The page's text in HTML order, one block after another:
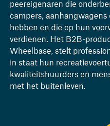
peereigenaren die
campers,
hebben en die op hun
verdienen. Het B2B-
Wheelbase, stelt
in staat hun
kwaliteitshuurders en
met het buitenleven.